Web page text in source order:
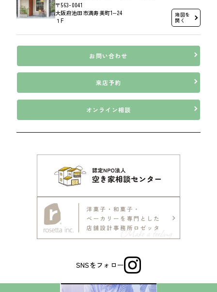
〒563-0041
大阪府池田市満寿美町1−24
１F
地図を
開く
お問い合わせ
来店予約
オンライン相談
SNSをフォロー